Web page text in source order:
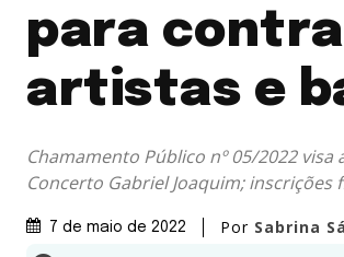
para
artistas e
Chamamento Público nº 05/2022
Concerto Gabriel Joaquim;
7 de maio de 2022 Por Sabrina Sá